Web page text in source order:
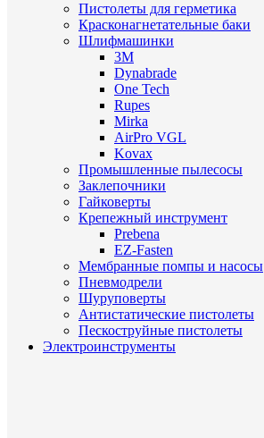
Пистолеты для герметика
Красконагнетательные баки
Шлифмашинки
3M
Dynabrade
One Tech
Rupes
Mirka
AirPro VGL
Kovax
Промышленные пылесосы
Заклепочники
Гайковерты
Крепежный инструмент
Prebena
EZ-Fasten
Мембранные помпы и насосы
Пневмодрели
Шуруповерты
Антистатические пистолеты
Пескоструйные пистолеты
Электроинструменты